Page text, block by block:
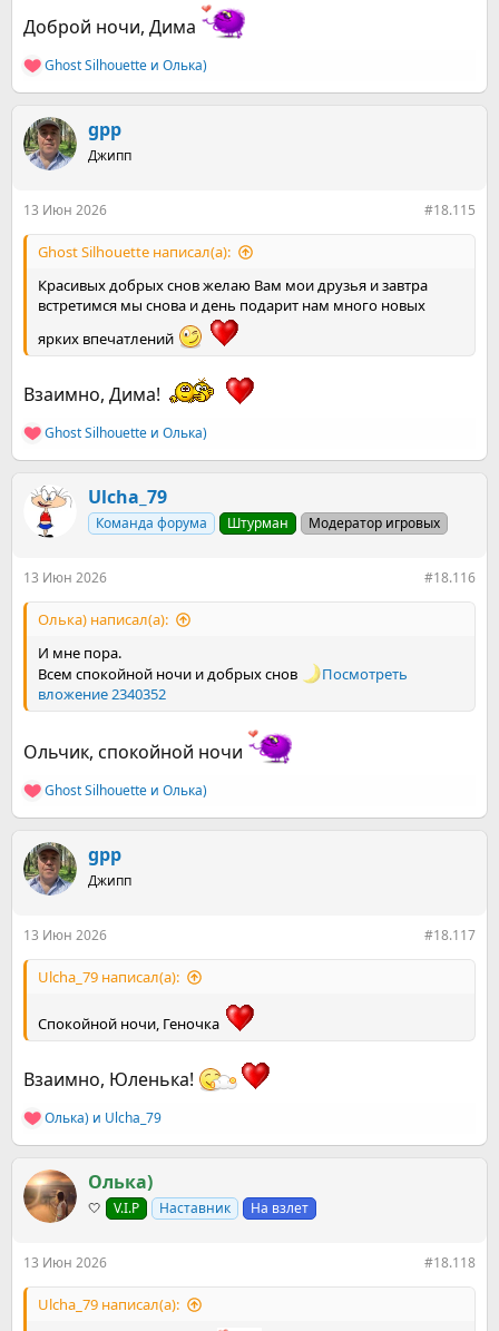
Доброй ночи, Дима
Р
е
к
ц
и
Ghost Silhouette и Олька)
gpp
Джипп
13 Июн 2026 #18.115
Ghost Silhouette написал(а):
Красивых добрых снов желаю Вам мои друзья и завтра
встретимся мы снова и день подарит нам много новых
ярких впечатлений
Взаимно, Дима!
Р
е
Ghost Silhouette и Олька)
Ulcha_79
Команда форума Штурман Модератор игровых
13 Июн 2026 #18.116
Олька) написал(а):
И мне пора.
Всем спокойной ночи и добрых снов
Посмотреть
вложение 2340352
Ольчик, спокойной ночи
Р
е
к
ц
и
Ghost Silhouette и Олька)
gpp
Джипп
13 Июн 2026 #18.117
Ulcha_79 написал(а):
Спокойной ночи, Геночка
Взаимно, Юленька!
Р
е
к
ц
и
Олька) и Ulcha_79
Олька)
🤍 V.I.P Наставник На взлет
13 Июн 2026 #18.118
Ulcha_79 написал(а):